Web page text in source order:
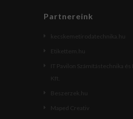
Partnereink
kecskemetirodatechnika.hu
Etikettem.hu
IT Pavilon Számítástechnika
Kft.
Beszerzek.hu
Maped Creativ